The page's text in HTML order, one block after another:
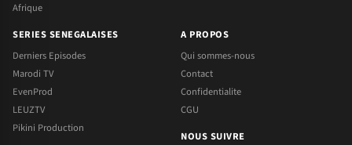
Afrique
SERIES SENEGALAISES
Derniers Episodes
Marodi TV
EvenProd
LEUZTV
Pikini Production
A PROPOS
Qui sommes-nous
Contact
Confidentialite
CGU
NOUS SUIVRE